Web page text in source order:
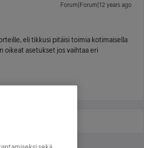
Forum|Forum|12 years ago
eli tikkusi pitäisi toimia kotimaisella
oikeat asetukset jos vaihtaa eri